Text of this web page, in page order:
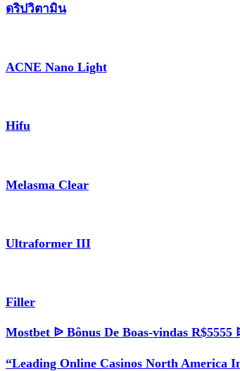
ดริปวิตามิน
ACNE Nano Light
Hifu
Melasma Clear
Ultraformer III
Filler
Mostbet ᐉ Bônus De Boas-vindas
“Leading Online Casinos North America